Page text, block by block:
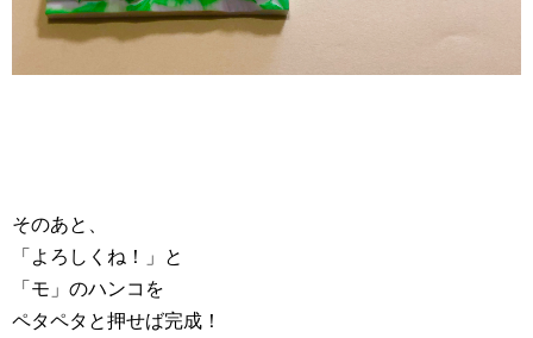
そのあと、
「よろしくね！」と
「モ」のハンコを
ペタペタと押せば完成！